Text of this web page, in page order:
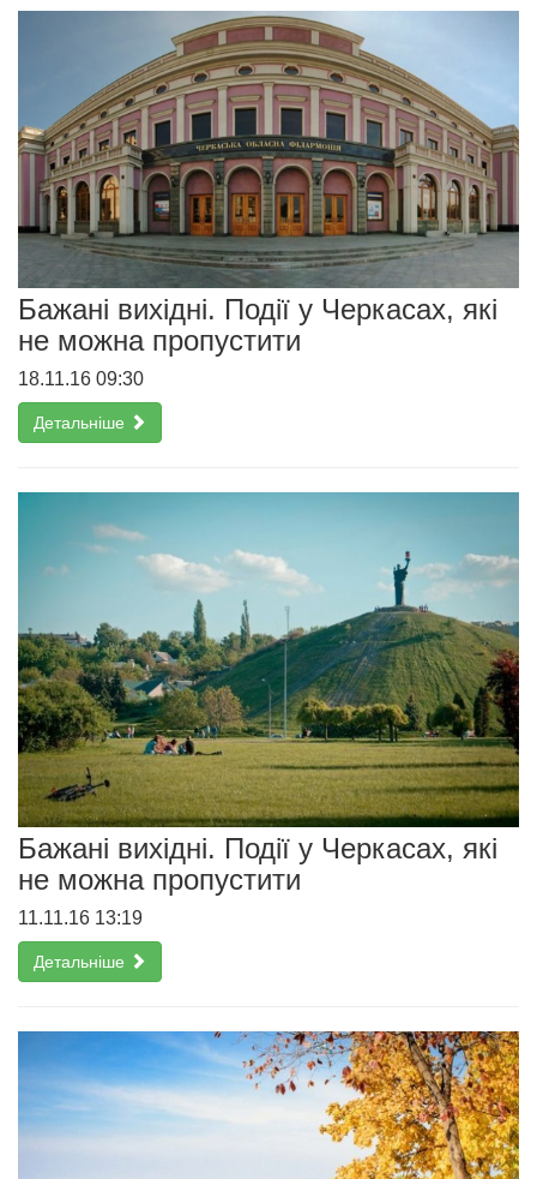
Бажані вихідні. Події у Черкасах, які
не можна пропустити
18.11.16 09:30
Детальніше
Бажані вихідні. Події у Черкасах, які
не можна пропустити
11.11.16 13:19
Детальніше